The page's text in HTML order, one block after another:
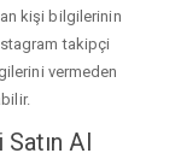
kişi bilgilerinin
takipçi
vermeden
Al